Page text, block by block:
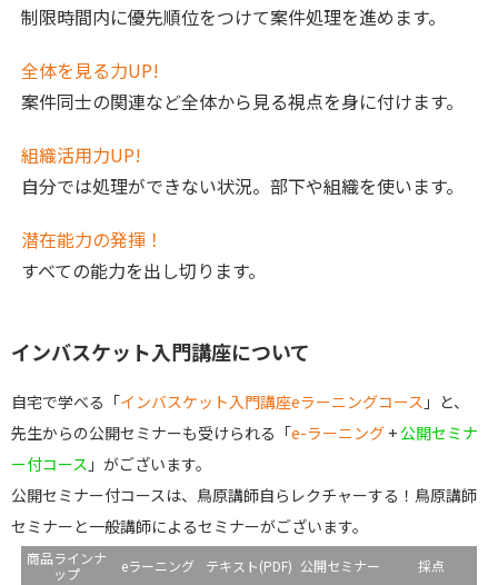
制限時間内に優先順位をつけて案件処理を進めます。
全体を見る力UP!
案件同士の関連など全体から見る視点を身に付けます。
組織活用力UP!
自分では処理ができない状況。部下や組織を使います。
潜在能力の発揮！
すべての能力を出し切ります。
インバスケット入門講座について
自宅で学べる「インバスケット入門講座eラーニングコース 」と、
先生からの公開セミナーも受けられる「e-ラーニング + 公開セミナ
ー付コース 」がございます。
公開セミナー付コースは、鳥原講師自らレクチャーする！鳥原講師
セミナーと一般講師によるセミナーがございます。
商品ラインナ
ップ
eラーニング テキスト(PDF) 公開セミナー
採点